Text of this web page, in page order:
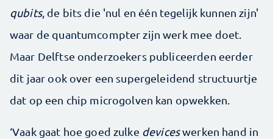
qubits, de bits die 'nul en één tegelijk kunnen zijn'
waar de quantumcompter zijn werk mee doet.
Maar Delftse onderzoekers publiceerden eerder
dit jaar ook over een supergeleidend structuurtje
dat op een chip microgolven kan opwekken.
‘Vaak gaat hoe goed zulke deviceswerken hand in